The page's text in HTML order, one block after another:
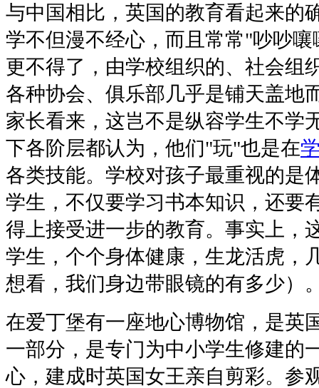
与中国相比，英国的教育看起来的
学不但漫不经心，而且常常"吵吵
更不得了，由学校组织的、社会组
各种协会、俱乐部几乎是铺天盖地
家长看来，这岂不是纵容学生不学
下各阶层都认为，他们"玩"也是在
各类技能。学校对孩子最重视的是
学生，不仅要学习书本知识，还要
得上接受进一步的教育。事实上，
学生，个个身体健康，生龙活虎，
想看，我们身边带眼镜的有多少）
在爱丁堡有一座地心博物馆，是英
一部分，是专门为中小学生修建的
心，建成时英国女王亲自剪彩。参